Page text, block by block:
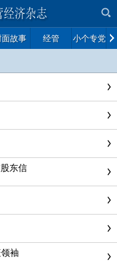
面故事 经管 小个专党建
东信
袖